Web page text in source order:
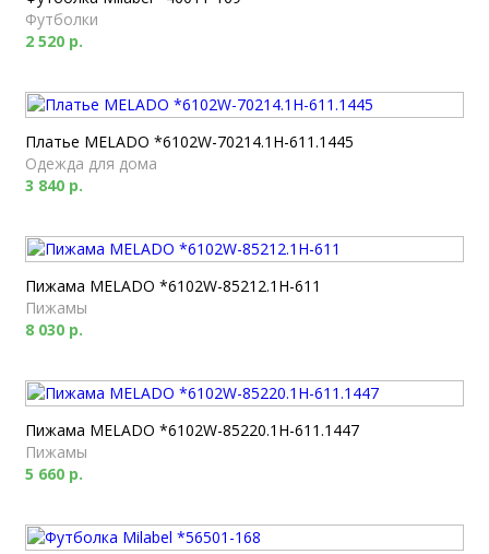
Футболки
2 520 р.
Платье MELADO *6102W-70214.1H-611.1445
Одежда для дома
3 840 р.
Пижама MELADO *6102W-85212.1H-611
Пижамы
8 030 р.
Пижама MELADO *6102W-85220.1H-611.1447
Пижамы
5 660 р.